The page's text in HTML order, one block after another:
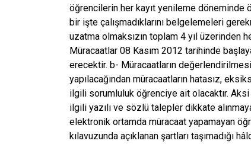
öğrencilerin her kayıt yenileme döneminde
bir işte çalışmadıklarını belgelemeleri
uzatma olmaksızın toplam 4 yıl üzerinden
Müracaatlar 08 Kasım 2012 tarihinde
erecektir. b- Müracaatların
yapılacağından müracaatların hatasız,
ilgili sorumluluk öğrenciye ait olacaktır.
ilgili yazılı ve sözlü talepler dikkate
elektronik ortamda müracaat yapamayan
kılavuzunda açıklanan şartları